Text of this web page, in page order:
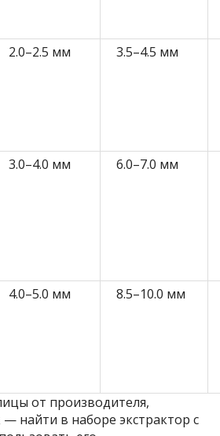
2.0–2.5 мм 3.5–4.5 мм
3.0–4.0 мм 6.0–7.0 мм
4.0–5.0 мм 8.5–10.0 мм
от производителя,
найти в наборе экстрактор с